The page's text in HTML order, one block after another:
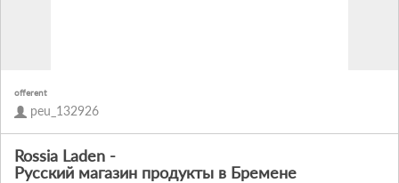
offerent
peu_132926
Rossia Laden -
Русский магазин продукты в Бремене